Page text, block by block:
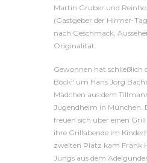
Martin Gruber und
(Gastgeber der Hirmer-
nach Geschmack,
Originalität.
Gewonnen hat schließlich
Bock“ um Hans Jörg
Mädchen aus dem
Jugendheim in München.
freuen sich über einen
ihre Grillabende im
zweiten Platz kam Frank
Jungs aus dem